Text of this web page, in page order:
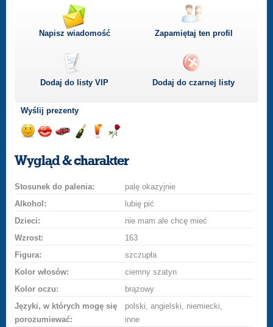
Napisz wiadomość Zapamiętaj ten profil
Dodaj do listyVIP Dodaj do czarnej listy
Wyślij prezenty
uśmiech
buziakasamochodem
szampana
drinka
różę
Wygląd & charakter
Stosunek do palenia:
palę okazyjnie
Alkohol:
lubię pić
Dzieci:
nie mam ale chcę mieć
Wzrost:
163
Figura:
szczupła
Kolor włosów:
ciemny szatyn
Kolor oczu:
brązowy
Języki, w których mogę się
porozumiewać:
polski, angielski, niemiecki,
inne